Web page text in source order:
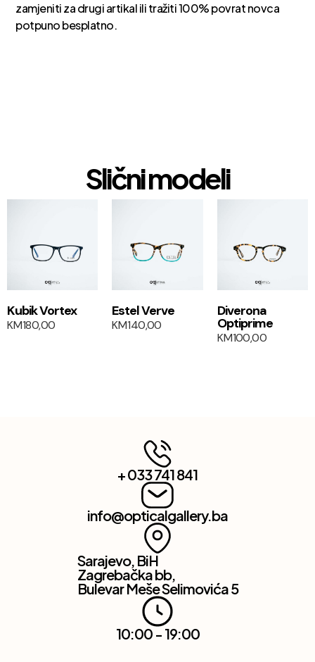
zamjeniti za drugi artikal ili tražiti 100% povrat novca
potpuno besplatno.
Slični modeli
1+1
Kubik Vortex
KM180,00
Estel Verve
KM140,00
1+1
Diverona
Optiprime
KM100,00
+ 033 741 841
info@opticalgallery.ba
Sarajevo, BiH
Zagrebačka bb,
Bulevar Meše Selimovića 5
10:00 - 19:00